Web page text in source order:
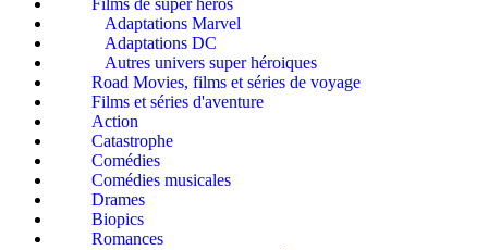
Films de super héros
Adaptations Marvel
Adaptations DC
Autres univers super héroiques
Road Movies, films et séries de voyage
Films et séries d'aventure
Action
Catastrophe
Comédies
Comédies musicales
Drames
Biopics
Romances